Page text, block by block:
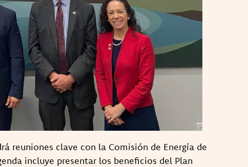
reuniones clave con la Comisión de Energía de
incluye presentar los beneficios del Plan